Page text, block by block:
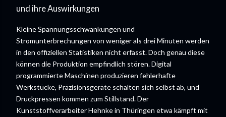
und ihre Auswirkungen
Kleine Spannungsschwankungen und
Stromunterbrechungen von weniger als drei Minuten werden
in den offiziellen Statistiken nicht erfasst. Doch genau diese
können die Produktion empfindlich stören. Digital
programmierte Maschinen produzieren fehlerhafte
Werkstücke, Präzisionsgeräte schalten sich selbst ab, und
Druckpressen kommen zum Stillstand. Der
Kunststoffverarbeiter Hehnke in Thüringen etwa kämpft mit